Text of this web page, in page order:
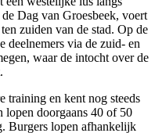
Dag van Groesbeek, voert
zuiden van de stad. Op de
deelnemers via de zuid- en
waar de intocht over de
training en kent nog steeds
lopen doorgaans 40 of 50
Burgers lopen afhankelijk